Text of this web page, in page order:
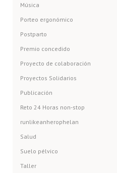
Música
Porteo ergonómico
Postparto
Premio concedido
Proyecto de colaboración
Proyectos Solidarios
Publicación
Reto 24 Horas non-stop
runlikeanherophelan
Salud
Suelo pélvico
Taller